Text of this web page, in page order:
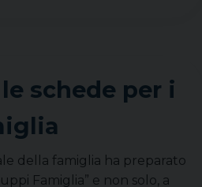
schede per i
della famiglia ha preparato
Famiglia” e non solo, a